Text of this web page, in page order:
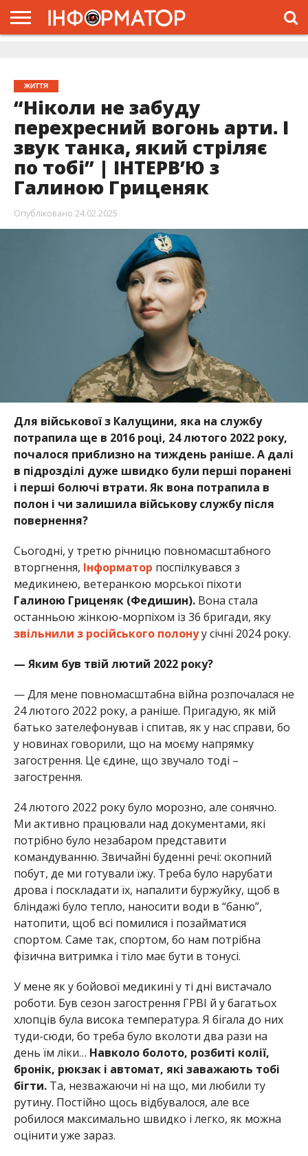
ЖИТТЯ
“Ніколи не забуду
перехресний вогонь арти. І
звук танка, який стріляє
по тобі” | ІНТЕРВ’Ю з
Галиною Гриценяк
Опубліковано 24.02.2025
Для військової з Калущини, яка на службу
потрапила ще в 2016 році, 24 лютого 2022 року,
почалося приблизно на тиждень раніше. А далі
в підрозділі дуже швидко були перші поранені
і перші болючі втрати. Як вона потрапила в
полон і чи залишила військову службу після
повернення?
Сьогодні, у третю річницю повномасштабного
вторгнення, Інформатор поспілкувався з
медикинею, ветеранкою морської піхоти
Галиною Гриценяк (Федишин).Вона стала
останньою жінкою-морпіхом із 36 бригади, яку
звільнили з російського полонуу січні 2024 року.
— Яким був твій лютий 2022 року?
— Для мене повномасштабна війна розпочалася не
24 лютого 2022 року, а раніше. Пригадую, як мій
батько зателефонував і спитав, як у нас справи, бо
у новинах говорили, що на моєму напрямку
загострення. Це єдине, що звучало тоді –
загострення.
24 лютого 2022 року було морозно, але сонячно.
Ми активно працювали над документами, які
потрібно було незабаром представити
командуванню. Звичайні буденні речі: окопний
побут, де ми готували їжу. Треба було нарубати
дрова і поскладати їх, напалити буржуйку, щоб в
бліндажі було тепло, наносити води в “баню”,
натопити, щоб всі помилися і позайматися
спортом. Саме так, спортом, бо нам потрібна
фізична витримка і тіло має бути в тонусі.
У мене як у бойової медикині у ті дні вистачало
роботи. Був сезон загострення ГРВІ й у багатьох
хлопців була висока температура. Я бігала до них
туди-сюди, бо треба було вколоти два рази на
день їм ліки… Навколо болото, розбиті колії,
бронік, рюкзак і автомат, які заважають тобі
бігти.Та, незважаючи ні на що, ми любили ту
рутину. Постійно щось відбувалося, але все
робилося максимально швидко і легко, як можна
оцінити уже зараз.